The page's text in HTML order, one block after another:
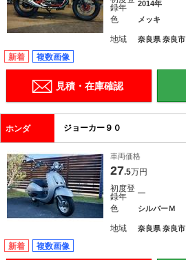
録年
2014年
色 メッキ
地域 奈良県 奈良市
新着 複数画像
見積・在庫確認
ホンダ ジョーカー９０
車両価格
27.5万円
初度登
録年
―
色 シルバーＭ
地域 奈良県 奈良市
新着 複数画像